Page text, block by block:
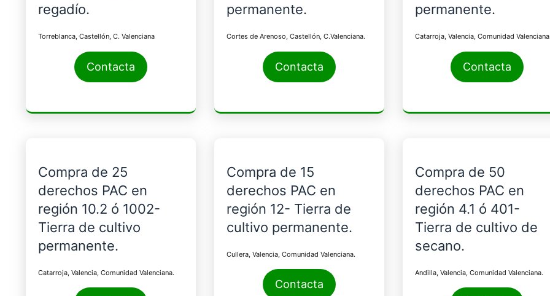
regadío.
Torreblanca, Castellón, C. Valenciana
Contacta
permanente.
Cortes de Arenoso, Castellón, C.Valenciana.
Contacta
permanente.
Catarroja, Valencia, Comunidad
Contacta
Compra de 25
derechos PAC en
región 10.2 ó 1002-
Tierra de cultivo
permanente.
Catarroja, Valencia, Comunidad Valenciana.
Compra de 15
derechos PAC en
región 12- Tierra de
cultivo permanente.
Cullera, Valencia, Comunidad Valenciana.
Contacta
Compra de 50
derechos PAC en
región 4.1 ó 401-
Tierra de cultivo de
secano.
Andilla, Valencia, Comunidad Valenciana.